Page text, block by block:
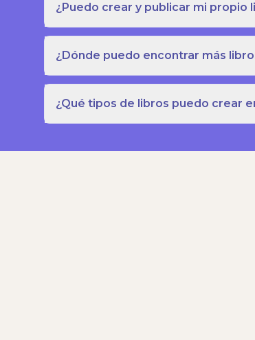
¿Puedo crear y publicar mi propio
¿Dónde puedo encontrar más
¿Qué tipos de libros puedo crear